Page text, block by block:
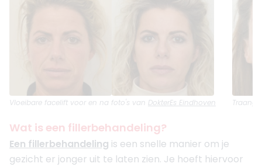
Vloeibare facelift voor en na foto's van DokterEs Eindhoven
Wat is een fillerbehandeling?
Een fillerbehandeling is een snelle manier om je
gezicht er jonger uit te laten zien. Je hoeft hiervoor